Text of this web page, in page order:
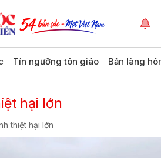
Tín ngưỡng tôn giáo Bản làng
hại lớn
thiệt hại lớn